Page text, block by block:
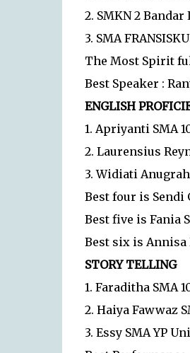
2. SMKN 2
3. SMA
The Most Spirit
Best Speaker :
ENGLISH
1. Apriyanti SMA
2. Laurensius
3. Widiati
Best four is Sendi
Best five is Fania
Best six is Annisa
STORY TELLING
1. Faraditha SMA
2. Haiya Fawwaz
3. Essy SMA YP